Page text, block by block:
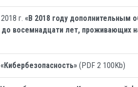
г. «В 2018 году дополнительным
восемнадцати лет, проживающих
«Кибербезопасность» (PDF 2 100Kb)